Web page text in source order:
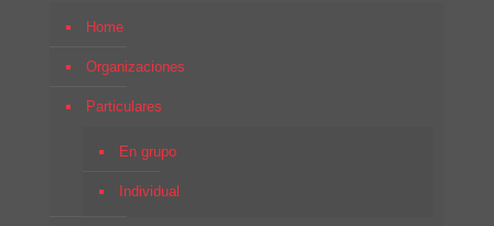
Home
Organizaciones
Particulares
En grupo
Individual